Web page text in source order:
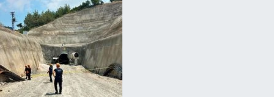
Spor
Teknoloji
Yaşam